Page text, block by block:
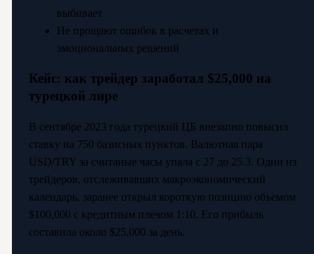
выбивает
Не прощают ошибок в расчетах и
эмоциональных решений
Кейс: как трейдер заработал $25,000 на
турецкой лире
В сентябре 2023 года турецкий ЦБ внезапно повысил
ставку на 750 базисных пунктов. Валютная пара
USD/TRY за считаные часы упала с 27 до 25.3. Один из
трейдеров, отслеживавших макроэкономический
календарь, заранее открыл короткую позицию объемом
$100,000 с кредитным плечом 1:10. Его прибыль
составила около $25,000 за день.